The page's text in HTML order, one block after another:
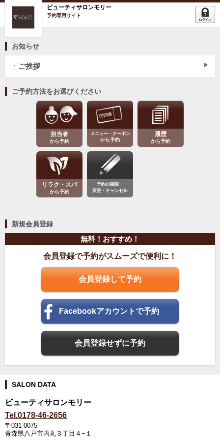
ビューティサロンモリー
予約専用サイト
お知らせ
ご挨拶
ご予約方法をお選びください
担当者
から予約
メニュー・クーポン
から予約
履歴
から予約
リラク・スパ
から予約
予約の確認・
変更・キャンセル
新規会員登録
無料！おすすめ！
会員登録で予約がスムーズで便利に！
会員登録して予約
Facebookアカウントで予約
会員登録せずに予約
SALON DATA
ビューティサロンモリー
Tel.0178-46-2656
〒031-0075
青森県八戸市内丸３丁目４−１